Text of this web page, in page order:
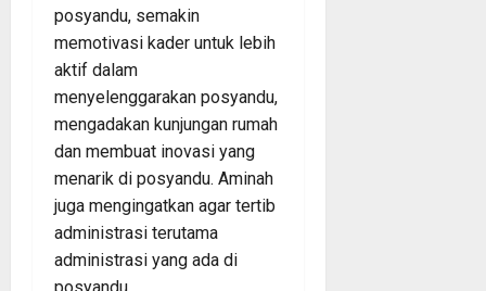
posyandu, semakin
memotivasi kader untuk lebih
aktif dalam
menyelenggarakan posyandu,
mengadakan kunjungan rumah
dan membuat inovasi yang
menarik di posyandu. Aminah
juga mengingatkan agar tertib
administrasi terutama
administrasi yang ada di